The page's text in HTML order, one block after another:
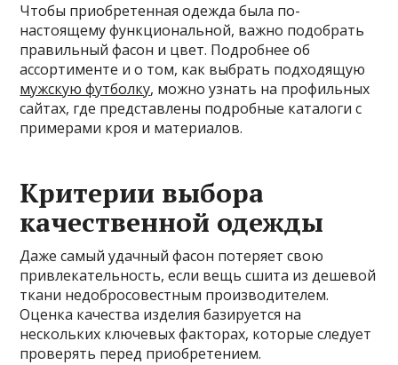
Чтобы приобретенная одежда была по-
настоящему функциональной, важно подобрать
правильный фасон и цвет. Подробнее об
ассортименте и о том, как выбрать подходящую
мужскую футболку, можно узнать на профильных
сайтах, где представлены подробные каталоги с
примерами кроя и материалов.
Критерии выбора
качественной одежды
Даже самый удачный фасон потеряет свою
привлекательность, если вещь сшита из дешевой
ткани недобросовестным производителем.
Оценка качества изделия базируется на
нескольких ключевых факторах, которые следует
проверять перед приобретением.